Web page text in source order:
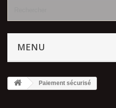
MENU
Paiement sécurisé